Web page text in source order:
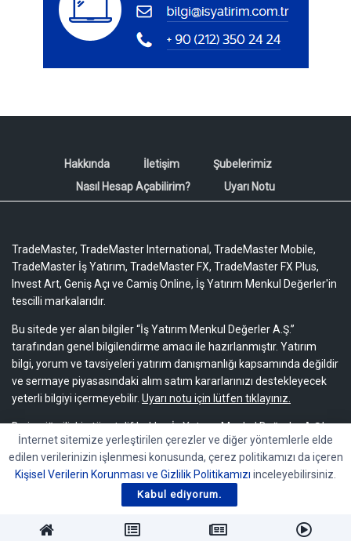
Hakkında İletişim
Şubelerimiz
Nasıl Hesap Açabilirim?
Uyarı Notu
TradeMaster, TradeMaster International, TradeMaster Mobile,
TradeMaster İş Yatırım, TradeMaster FX, TradeMaster FX Plus,
Invest Art, Geniş Açı ve Camiş Online, İş Yatırım Menkul Değerler'in
tescilli markalarıdır.
Bu sitede yer alan bilgiler “İş Yatırım Menkul Değerler A.Ş.”
tarafından genel bilgilendirme amacı ile hazırlanmıştır. Yatırım
bilgi, yorum ve tavsiyeleri yatırım danışmanlığı kapsamında değildir
ve sermaye piyasasındaki alım satım kararlarınızı destekleyecek
yeterli bilgiyi içermeyebilir. Uyarı notu için lütfen tıklayınız.
Bu içeriğe ilişkin tüm telif hakları İş Yatırım Menkul Değerler A.Ş.’ye
aittir. Bu içerik, açık iznimiz olmaksızın başkaları tarafından
herhangi bir amaçla, kısmen veya tamamen çoğaltılamaz,
dağıtılamaz, yayımlanamaz veya değiştirilemez.
İnternet sitemize yerleştirilen çerezler ve diğer yöntemlerle elde
edilen verilerinizin işlenmesi konusunda, çerez politikamızı da içeren
Kişisel Verilerin Korunması ve Gizlilik Politikamızı inceleyebilirsiniz.
Kabul ediyorum.